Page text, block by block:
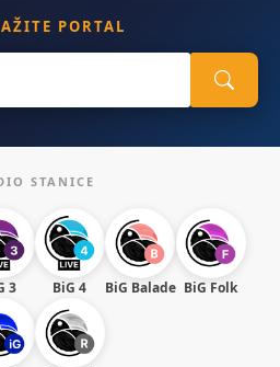
PORTAL
STANICE
3 BiG 4 BiG Balade BiG Folk